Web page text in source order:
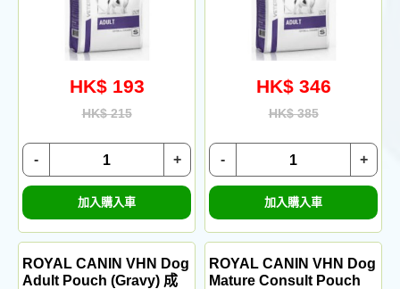
HK$ 193
HK$ 215
+
-
加入購入車
HK$ 346
HK$ 385
+
-
加入購入車
ROYAL CANIN VHN Dog
Adult Pouch (Gravy) 成
ROYAL CANIN VHN Dog
Mature Consult Pouch